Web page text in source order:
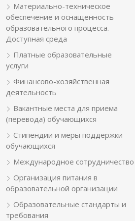
Материально-техническое
обеспечение и оснащенность
образовательного процесса.
Доступная среда
Платные образовательные
услуги
Финансово-хозяйственная
деятельность
Вакантные места для приема
(перевода) обучающихся
Стипендии и меры поддержки
обучающихся
Международное сотрудничество
Организация питания в
образовательной организации
Образовательные стандарты и
требования